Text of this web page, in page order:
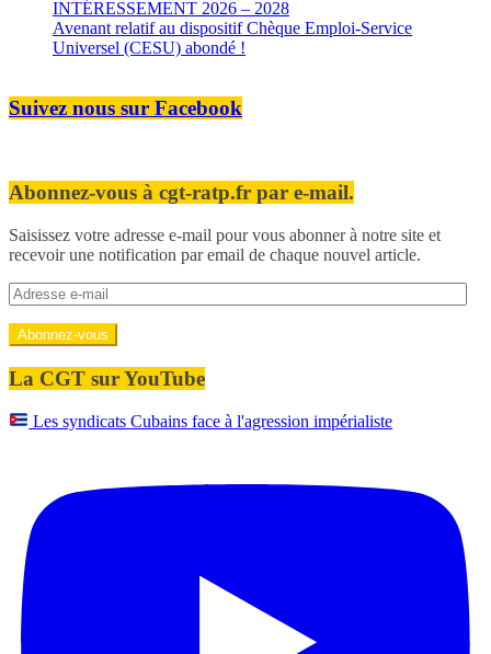
INTÉRESSEMENT 2026 – 2028
Avenant relatif au dispositif Chèque Emploi-Service
Universel (CESU) abondé !
Suivez nous sur Facebook
Abonnez-vous à cgt-ratp.fr par e-mail.
Saisissez votre adresse e-mail pour vous abonner à notre site et
recevoir une notification par email de chaque nouvel article.
Adresse
e-
mail
Abonnez-vous
La CGT sur YouTube
Les syndicats Cubains face à l'agression impérialiste